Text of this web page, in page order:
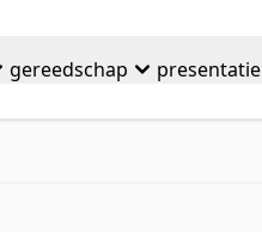
gereedschap presentatie